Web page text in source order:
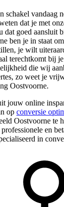
schakel vandaag
dat je met
dat goed aansluit
ben je in staat
je wilt
terechtkomt bij
die wij
zo weet je
Oostvoorne.
jouw online
op conversie
Oostvoorne te
en
in